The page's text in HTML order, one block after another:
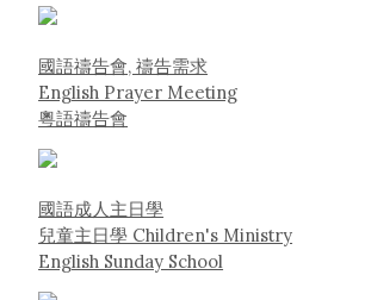
國語禱告會, 禱告需求
English Prayer Meeting
粵語禱告會
國語成人主日學
兒童主日學 Children's Ministry
English Sunday School